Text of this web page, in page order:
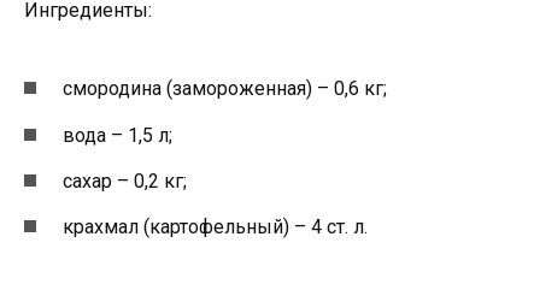
Ингредиенты:
смородина (замороженная) – 0,6 кг;
вода – 1,5 л;
сахар – 0,2 кг;
крахмал (картофельный) – 4 ст. л.